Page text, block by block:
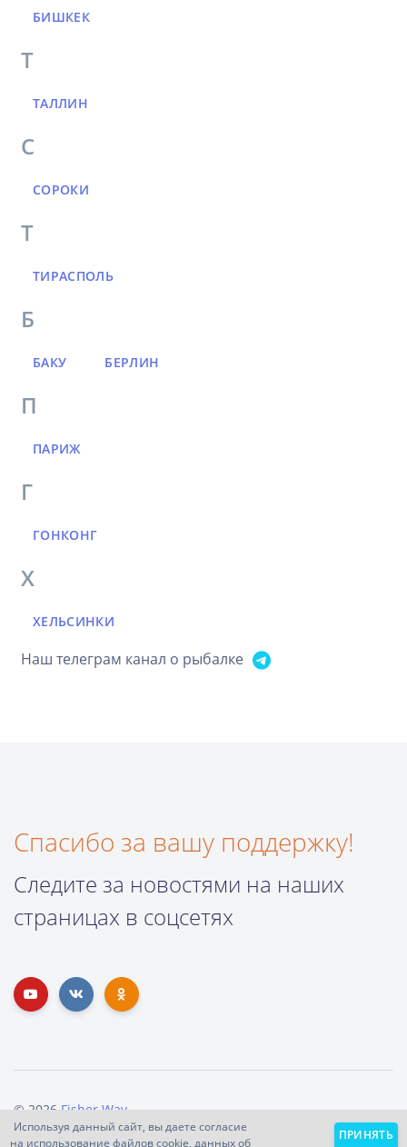
Используя данный сайт, вы даете согласие
на использование файлов cookie, данных об
ПРИНЯТЬ
БИШКЕК
Т
ТАЛЛИН
С
СОРОКИ
Т
ТИРАСПОЛЬ
Б
БАКУ БЕРЛИН
П
ПАРИЖ
Г
ГОНКОНГ
Х
ХЕЛЬСИНКИ
Наш телеграм канал о рыбалке
Спасибо за вашу поддержку!
Следите за новостями на наших
страницах в соцсетях
© 2026 Fisher Way
Поддержать проект
Помощь